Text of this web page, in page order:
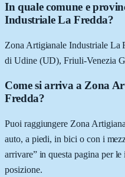
In quale comune e
Industriale La Fredda?
Zona Artigianale Industriale La
di Udine (UD), Friuli-Venezia
Come si arriva a Zona
Fredda?
Puoi raggiungere Zona
auto, a piedi, in bici o con i
arrivare” in questa pagina per
posizione.